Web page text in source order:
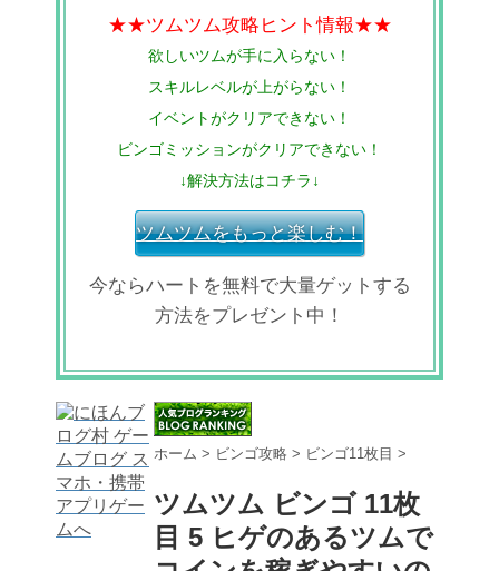
★★ツムツム攻略ヒント情報★★
欲しいツムが手に入らない！
スキルレベルが上がらない！
イベントがクリアできない！
ビンゴミッションがクリアできない！
↓解決方法はコチラ↓
ツムツムをもっと楽しむ！
今ならハートを無料で大量ゲットする
方法をプレゼント中！
ホーム > ビンゴ攻略 > ビンゴ11枚目 >
ツムツム ビンゴ 11枚
目 5 ヒゲのあるツムで